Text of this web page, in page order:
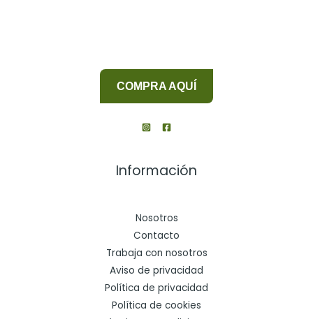
COMPRA AQUÍ
Información
Nosotros
Contacto
Trabaja con nosotros
Aviso de privacidad
Política de privacidad
Política de cookies